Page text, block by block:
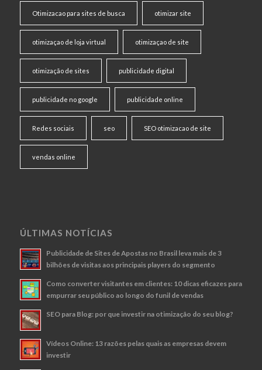
Otimizacao para sites de busca otimizar site
otimizaçao de loja virtual otimizaçao de site
otimização de sites publicidade digital
publicidade no google publicidade online
Redes sociais seo SEO otimizacao de site
vendas online
ÚLTIMAS NOTÍCIAS
Publicidade de Sites de Apostas no Brasil leva mais de 3
bilhões de visitas aos principais players do segmento
Como converter visitantes em clientes: 10 dicas eficazes para
empurrar seu público ao longo do funil de vendas
SEO para Blog: por que investir na otimização do seu blog?
Vídeos Online: 13 razões pelas quais as empresas devem
investir